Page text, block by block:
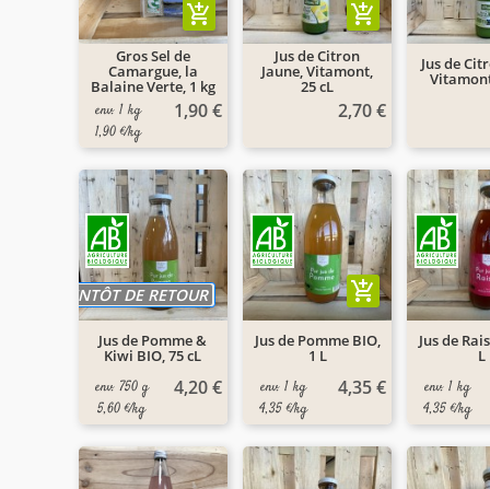
Gros Sel de
Camargue, la
Balaine Verte, 1 kg
add_shopping_cart
env. 1 kg
1,90 €/kg
1,90 €
Jus de Citron
Jaune, Vitamont,
25 cL
add_shopping_cart
2,70 €
Jus de
Jus de Pomme &
Kiwi BIO, 75 cL
BIENTÔT DE RETOUR
env. 750 g
5,60 €/kg
4,20 €
Jus de Pomme BIO,
1 L
add_shopping_cart
env. 1 kg
4,35 €/kg
4,35 €
Jus de
L
env. 1 kg
4,35 €/kg